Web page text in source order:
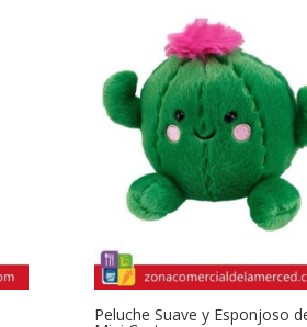
Peluche Suave y Esponjoso